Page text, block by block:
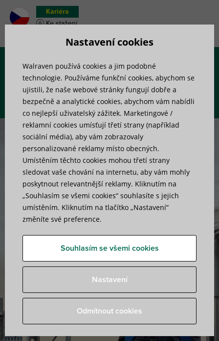
Kariéra
Ke stažení
Chytrý design ověřený
profesionály
Walraven. The value of smart
Objevte, jak zjednodušit instalaci HVAC
Nastavení cookies
Walraven používá cookies a jim podobné
technologie. Používáme funkční cookies, abychom se
ujistili, že naše webové stránky fungují dobře a
bezpečně a analytické cookies, abychom vám nabídli
co nejlepší uživatelský zážitek. Marketingové /
reklamní cookies umísťují třetí strany (například
sociální média), aby vám zobrazovaly
personalizované reklamy místo obecných.
Umístěním těchto cookies mohou třetí strany
sledovat vaše chování na internetu, aby vám mohly
poskytnout relevantnější reklamy. Kliknutím na
„Souhlasím se všemi cookies“ souhlasíte s jejich
umístěním. Kliknutím na tlačítko „Nastavení“
změníte své preference.
Souhlasím se všemi cookies
Nastavení
Odmítnout cookies